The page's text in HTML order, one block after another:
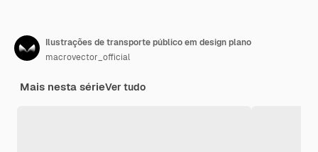
Ilustrações de transporte público em design plano
macrovector_official
Mais nesta sérieVer tudo